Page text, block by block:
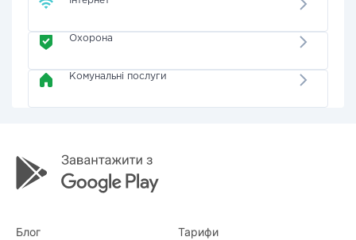
Охорона
Комунальні послуги
Блог Тарифи